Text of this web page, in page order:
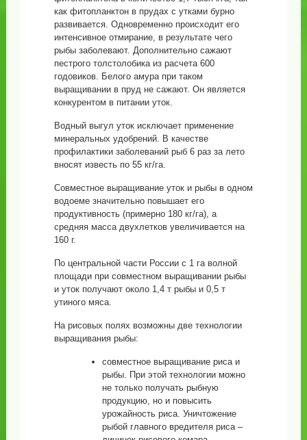
как фитопланктон в прудах с утками бурно
развивается. Одновременно происходит его
интенсивное отмирание, в результате чего
рыбы заболевают. Дополнительно сажают
пестрого толстолобика из расчета 600
годовиков. Белого амура при таком
выращивании в пруд не сажают. Он является
конкурентом в питании уток.
Водный выгул уток исключает применение
минеральных удобрений. В качестве
профилактики заболеваний рыб 6 раз за лето
вносят известь по 55 кг/га.
Совместное выращивание уток и рыбы в одном
водоеме значительно повышает его
продуктивность (примерно 180 кг/га), а
средняя масса двухлетков увеличивается на
160 г.
По центральной части России с 1 га волной
площади при совместном выращивании рыбы
и уток получают около 1,4 т рыбы и 0,5 т
утиного мяса.
На рисовых полях возможны две технологии
выращивания рыбы:
совместное выращивание риса и
рыбы. При этой технологии можно
не только получать рыбную
продукцию, но и повысить
урожайность риса. Уничтожение
рыбой главного вредителя риса –